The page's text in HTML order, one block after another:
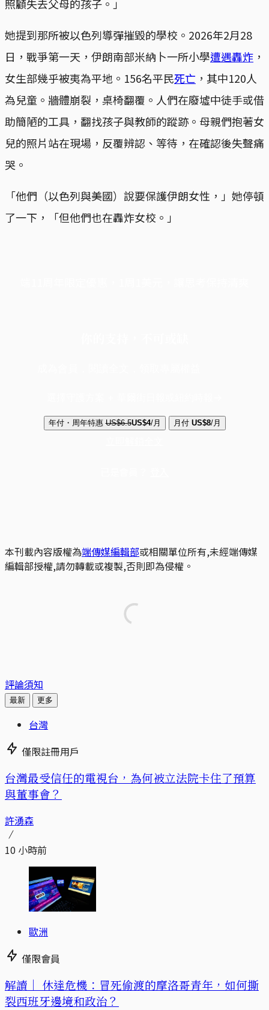
照顧失去父母的孩子。」
她提到那所被以色列導彈摧毀的學校。2026年2月28
日，戰爭第一天，伊朗南部米納卜一所小學遭遇轟炸 ，
女生部幾乎被夷為平地。156名平民死亡 ，其中120人
為兒童。牆體崩裂，桌椅翻覆。人們在廢墟中徒手或借
助簡陋的工具，翻找孩子與教師的蹤跡。母親們抱著女
兒的照片站在現場，反覆辨認、等待，在確認後失聲痛
哭。
「他們（以色列與美國）說要保護伊朗女性，」她停頓
了一下，「但他們也在轟炸女校。」
年付・周年特惠 US$6.5US$4/月 月付 US$8/月
本刊載內容版權為端傳媒編輯部或相關單位所有,未經端傳媒
編輯部授權,請勿轉載或複製,否則即為侵權。
評論須知
最新 更多
台灣
僅限註冊用戶
台灣最受信任的電視台，為何被立法院卡住了預算
與董事會？
許湧森
10 小時前
歐洲
僅限會員
解讀｜ 休達危機：冒死偷渡的摩洛哥青年，如何撕
裂西班牙邊境和政治？